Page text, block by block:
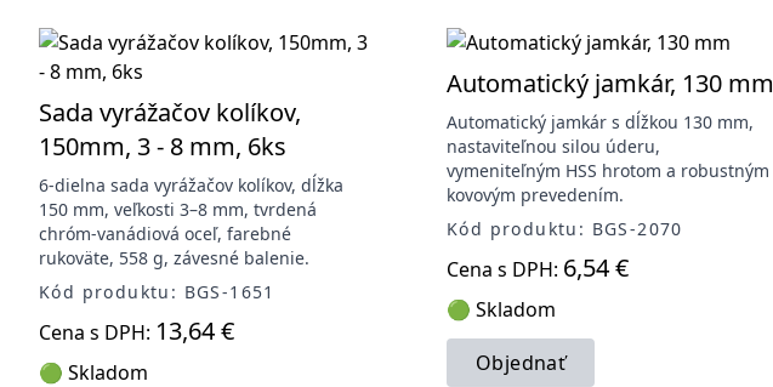
Sada vyrážačov kolíkov,
150mm, 3 - 8 mm, 6ks
6-dielna sada vyrážačov kolíkov, dĺžka
150 mm, veľkosti 3–8 mm, tvrdená
chróm-vanádiová oceľ, farebné
rukoväte, 558 g, závesné balenie.
Kód produktu: BGS-1651
Cena s DPH: 13,64 €
🟢 Skladom
Automatický jamkár, 130 mm
Automatický jamkár s dĺžkou 130 mm,
nastaviteľnou silou úderu,
vymeniteľným HSS hrotom a robustným
kovovým prevedením.
Kód produktu: BGS-2070
Cena s DPH: 6,54 €
🟢 Skladom
Objednať